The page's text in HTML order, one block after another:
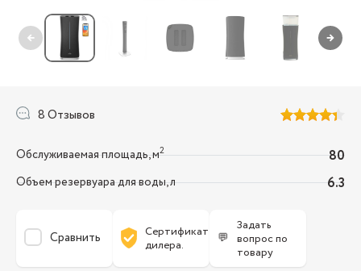
← →
8 Отзывов
Обслуживаемая площадь, м2 80
Объем резервуара для воды, л 6.3
Сравнить
Сертификат
дилера.
💬
Задать
вопрос по
товару